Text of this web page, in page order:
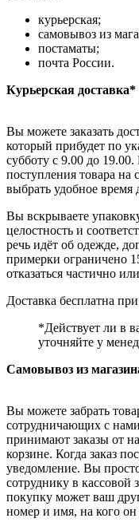
курьерская;
самовывоз из
постаматы;
почта России.
Курьерская доставка*
Вы можете заказать
который прибудет по
субботу с 9.00 до
поступления товара на
выбрать удобное время
Вы вскрываете
целостность и
речь идёт об одежде,
примерки ограничено
отказаться частично
Доставка бесплатна
*Действует ли в
уточняйте у
Самовывоз из
Вы можете забрать
сотрудничающих с
принимают заказы от
корзине. Когда заказ
уведомление. Вы
сотруднику в кассовой
покупку может ваш
номер и имя, на кого